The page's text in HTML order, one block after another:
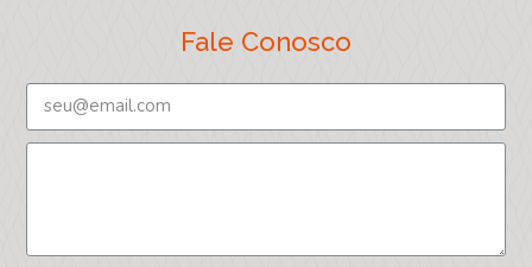
Fale Conosco